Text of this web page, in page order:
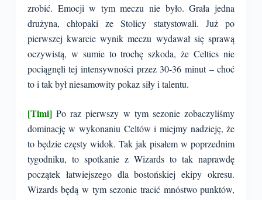
zrobić. Emocji w tym meczu nie było. Grała jedna
drużyna, chłopaki ze Stolicy statystowali. Już po
pierwszej kwarcie wynik meczu wydawał się sprawą
oczywistą, w sumie to trochę szkoda, że Celtics nie
pociągnęli tej intensywności przez 30-36 minut – choć
to i tak był niesamowity pokaz siły i talentu.
[Timi]Po raz pierwszy w tym sezonie zobaczyliśmy
dominację w wykonaniu Celtów i miejmy nadzieję, że
to będzie częsty widok. Tak jak pisałem w poprzednim
tygodniku, to spotkanie z Wizards to tak naprawdę
początek łatwiejszego dla bostońskiej ekipy okresu.
Wizards będą w tym sezonie tracić mnóstwo punktów,